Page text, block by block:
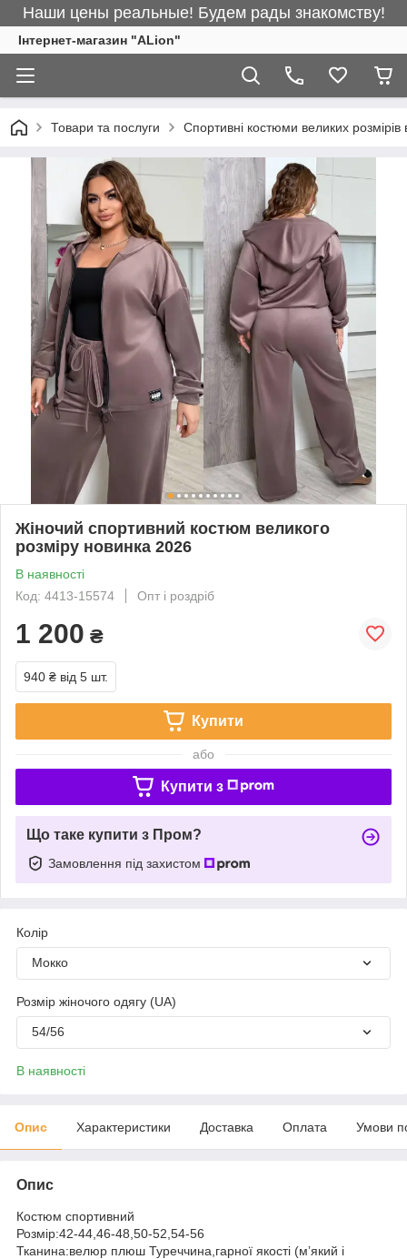
Наши цены реальные! Будем рады знакомству!
Інтернет-магазин "ALіon"
Товари та послуги Спортивні костюми великих розмірів
Жіночий спортивний костюм великого
розміру новинка 2026
В наявності
Код: 4413-15574
Опт і роздріб
1 200 ₴
940 ₴ від 5 шт.
Купити
або
Купити з
Що таке купити з Пром?
Замовлення під захистом
Колір
Мокко
Розмір жіночого одягу (UA)
54/56
В наявності
Опис Характеристики Доставка Оплата Умови
Опис
Костюм спортивний
Розмір:42-44,46-48,50-52,54-56
Тканина:велюр плюш Туреччина,гарної якості (мʼякий і